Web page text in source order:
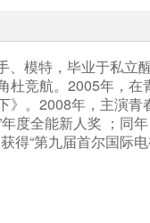
模特，毕业于私立醒
竞航。2005年，在
。2008年，主演
度全能新人奖 ；同
“第九届首尔国际